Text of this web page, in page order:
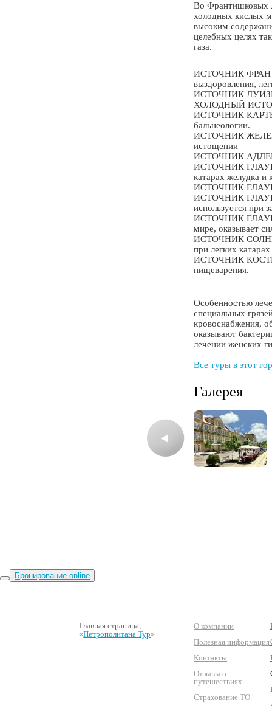
Во Франтишковых
холодных кислых
высоким
целебных целях
газа.
ИСТОЧНИК
выздоровления,
ИСТОЧНИК ЛУИЗЫ:
ХОЛОДНЫЙ
ИСТОЧНИК
бальнеологии.
ИСТОЧНИК
истощении
ИСТОЧНИК АДЛЕР:
ИСТОЧНИК ГЛАУБЕР
катарах желудка и
ИСТОЧНИК
ИСТОЧНИК
используется при
ИСТОЧНИК
мире, оказывает
ИСТОЧНИК
при легких
ИСТОЧНИК
пищеварения.
Особенностью
специальных
кровоснабжения,
оказывают
лечении женских
Все туры в этот
Галерея
Главная страница, —
«Петрополитана Тур»
О компании
Полезная информация
Контакты
Отзывы о
путешествиях
Страхование ТО
Бронирование online